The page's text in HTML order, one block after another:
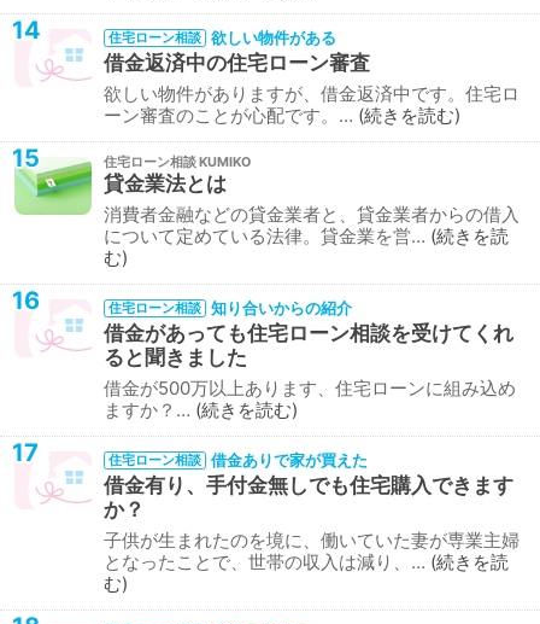
14 住宅ローン相談 欲しい物件がある
借金返済中の住宅ローン審査
欲しい物件がありますが、借金返済中です。住宅ロ
ーン審査のことが心配です。… 続きを読む
15 住宅ローン相談
貸金業法とは
消費者金融などの貸金業者と、貸金業者からの借入
について定めている法律。貸金業を営… 続きを読
む
16 住宅ローン相談 知り合いからの紹介
借金があっても住宅ローン相談を受けてくれ
ると聞きました
借金が500万以上あります、住宅ローンに組み込め
ますか？… 続きを読む
17 住宅ローン相談 借金ありで家が買えた
借金有り、手付金無しでも住宅購入できます
か？
子供が生まれたのを境に、働いていた妻が専業主婦
となったことで、世帯の収入は減り、… 続きを読
む